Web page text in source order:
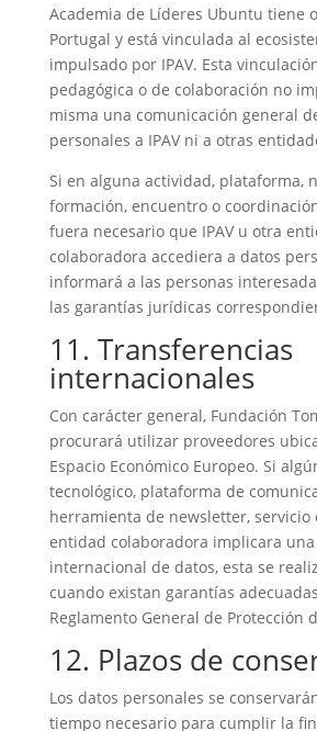
Academia de Líderes Ubuntu tiene
Portugal y está vinculada al
impulsado por IPAV. Esta
pedagógica o de colaboración no
misma una comunicación general
personales a IPAV ni a otras
Si en alguna actividad, plataforma,
formación, encuentro o
fuera necesario que IPAV u otra
colaboradora accediera a datos
informará a las personas
las garantías jurídicas
11. Transferencias
internacionales
Con carácter general, Fundación
procurará utilizar proveedores
Espacio Económico Europeo. Si
tecnológico, plataforma de
herramienta de newsletter, servicio
entidad colaboradora implicara
internacional de datos, esta se
cuando existan garantías
Reglamento General de Protección
12. Plazos de
Los datos personales se
tiempo necesario para cumplir la